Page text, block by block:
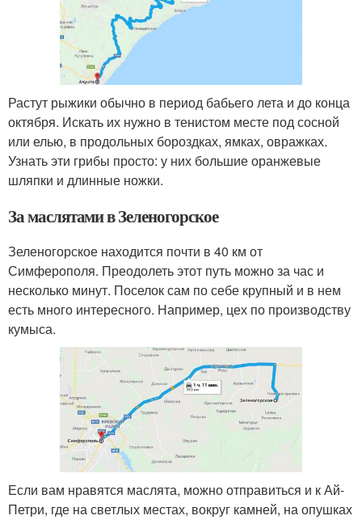
Растут рыжики обычно в период бабьего лета и до конца
октября. Искать их нужно в тенистом месте под сосной
или елью, в продольных бороздках, ямках, овражках.
Узнать эти грибы просто: у них большие оранжевые
шляпки и длинные ножки.
За маслятами в Зеленогорское
Зеленогорское находится почти в 40 км от
Симферополя. Преодолеть этот путь можно за час и
несколько минут. Поселок сам по себе крупный и в нем
есть много интересного. Например, цех по производству
кумыса.
Если вам нравятся маслята, можно отправиться и к Ай-
Петри, где на светлых местах, вокруг камней, на опушках